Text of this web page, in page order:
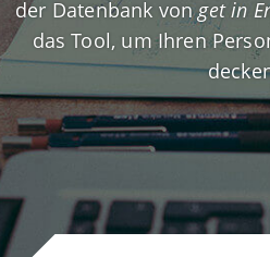
der Datenbank vonget in
das Tool, um Ihren